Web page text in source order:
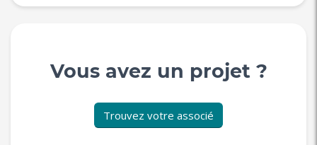
Vous avez un projet ?
Trouvez votre associé